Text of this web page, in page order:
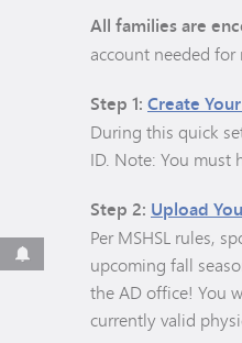
All families are
account needed
Step 1: Create
During this quick
ID. Note: You must
Step 2: Upload
Per MSHSL rules,
upcoming fall
the AD office! You
currently valid